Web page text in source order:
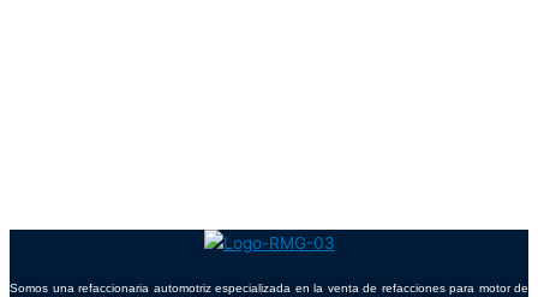
Somos una refaccionaria automotriz especializada en la venta de refacciones para motor de